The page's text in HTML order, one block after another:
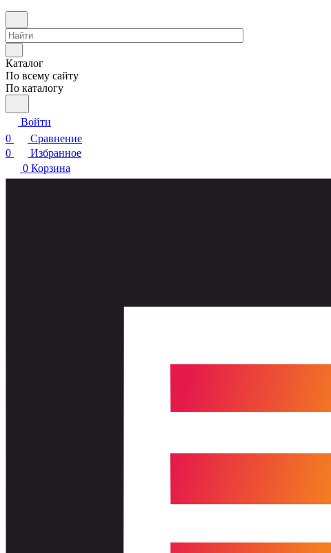
Каталог
По всему сайту
По каталогу
Войти
0
Сравнение
0
Избранное
0 Корзина